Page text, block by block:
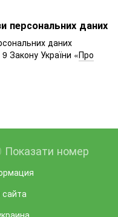
персональних даних
даних
Закону України «Про
Показати номер